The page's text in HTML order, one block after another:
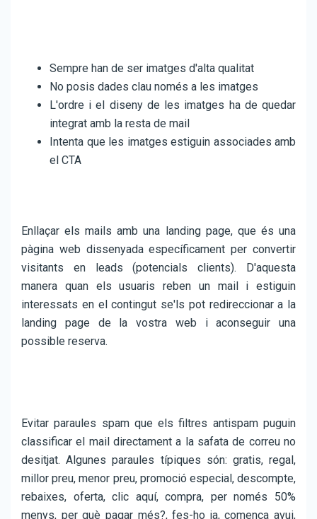
Sempre han de ser imatges d'alta qualitat
No posis dades clau només a les imatges
L'ordre i el diseny de les imatges ha de quedar
integrat amb la resta de mail
Intenta que les imatges estiguin associades amb
el CTA
Enllaçar els mails amb una landing page, que és una
pàgina web dissenyada específicament per convertir
visitants en leads (potencials clients). D'aquesta
manera quan els usuaris reben un mail i estiguin
interessats en el contingut se'ls pot redireccionar a la
landing page de la vostra web i aconseguir una
possible reserva.
Evitar paraules spam que els filtres antispam puguin
classificar el mail directament a la safata de correu no
desitjat. Algunes paraules típiques són: gratis, regal,
millor preu, menor preu, promoció especial, descompte,
rebaixes, oferta, clic aquí, compra, per només 50%
menys, per què pagar més?, fes-ho ja, comença avui,